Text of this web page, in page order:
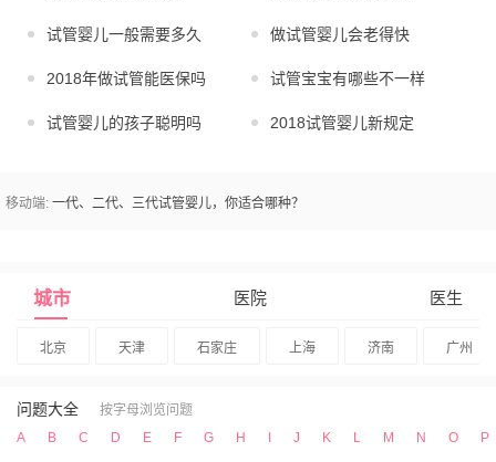
试管婴儿一般需要多久 做试管婴儿会老得快
2018年做试管能医保吗 试管宝宝有哪些不一样
试管婴儿的孩子聪明吗 2018试管婴儿新规定
移动端: 一代、二代、三代试管婴儿，你适合哪种？
城市 医院 医生
北京 天津 石家庄 上海 济南 广州
问题大全
按字母浏览问题
A
B C D E F G H J K L M N O P